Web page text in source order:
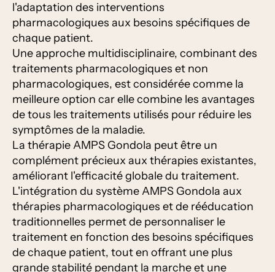
l'adaptation des interventions
pharmacologiques aux besoins spécifiques de
chaque patient.
Une approche multidisciplinaire, combinant des
traitements pharmacologiques et non
pharmacologiques, est considérée comme la
meilleure option car elle combine les avantages
de tous les traitements utilisés pour réduire les
symptômes de la maladie.
La thérapie AMPS Gondola peut être un
complément précieux aux thérapies existantes,
améliorant l'efficacité globale du traitement.
L'intégration du système AMPS Gondola aux
thérapies pharmacologiques et de rééducation
traditionnelles permet de personnaliser le
traitement en fonction des besoins spécifiques
de chaque patient, tout en offrant une plus
grande stabilité pendant la marche et une